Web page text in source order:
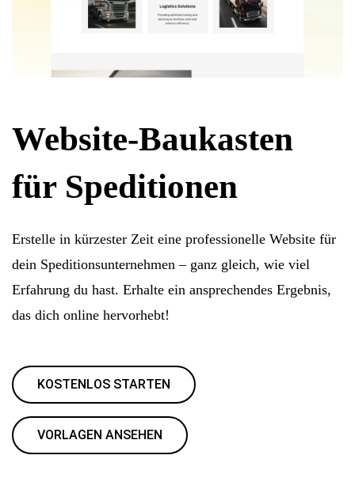
Website-Baukasten
für Speditionen
Erstelle in kürzester Zeit eine professionelle Website für
dein Speditionsunternehmen – ganz gleich, wie viel
Erfahrung du hast. Erhalte ein ansprechendes Ergebnis,
das dich online hervorhebt!
KOSTENLOS STARTEN
VORLAGEN ANSEHEN